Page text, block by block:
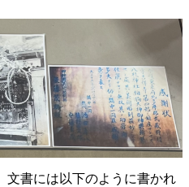
文書には以下のように書かれ